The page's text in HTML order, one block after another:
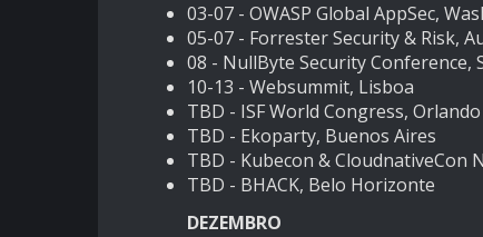
03-07 - OWASP Global AppSec,
05-07 - Forrester Security & Risk,
08 - NullByte Security Conference,
10-13 - Websummit, Lisboa
TBD - ISF World Congress, Orlando
TBD - Ekoparty, Buenos Aires
TBD - Kubecon & CloudnativeCon
TBD - BHACK, Belo Horizonte
DEZEMBRO